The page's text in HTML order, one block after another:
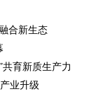
合新生态
育新质生产力
业升级